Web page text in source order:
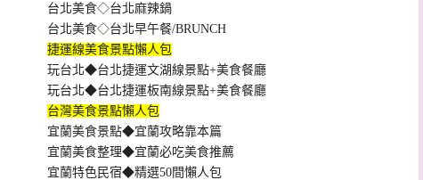
台北美食◇台北麻辣鍋
台北美食◇台北早午餐/BRUNCH
捷運線美食景點懶人包
玩台北◆台北捷運文湖線景點+美食餐廳
玩台北◆台北捷運板南線景點+美食餐廳
台灣美食景點懶人包
宜蘭美食景點◆宜蘭攻略靠本篇
宜蘭美食整理◆宜蘭必吃美食推薦
宜蘭特色民宿◆精選50間懶人包